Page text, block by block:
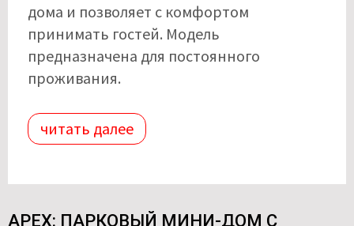
дома и позволяет с комфортом
принимать гостей. Модель
предназначена для постоянного
проживания.
читать далее
APEX: ПАРКОВЫЙ МИНИ-ДОМ С